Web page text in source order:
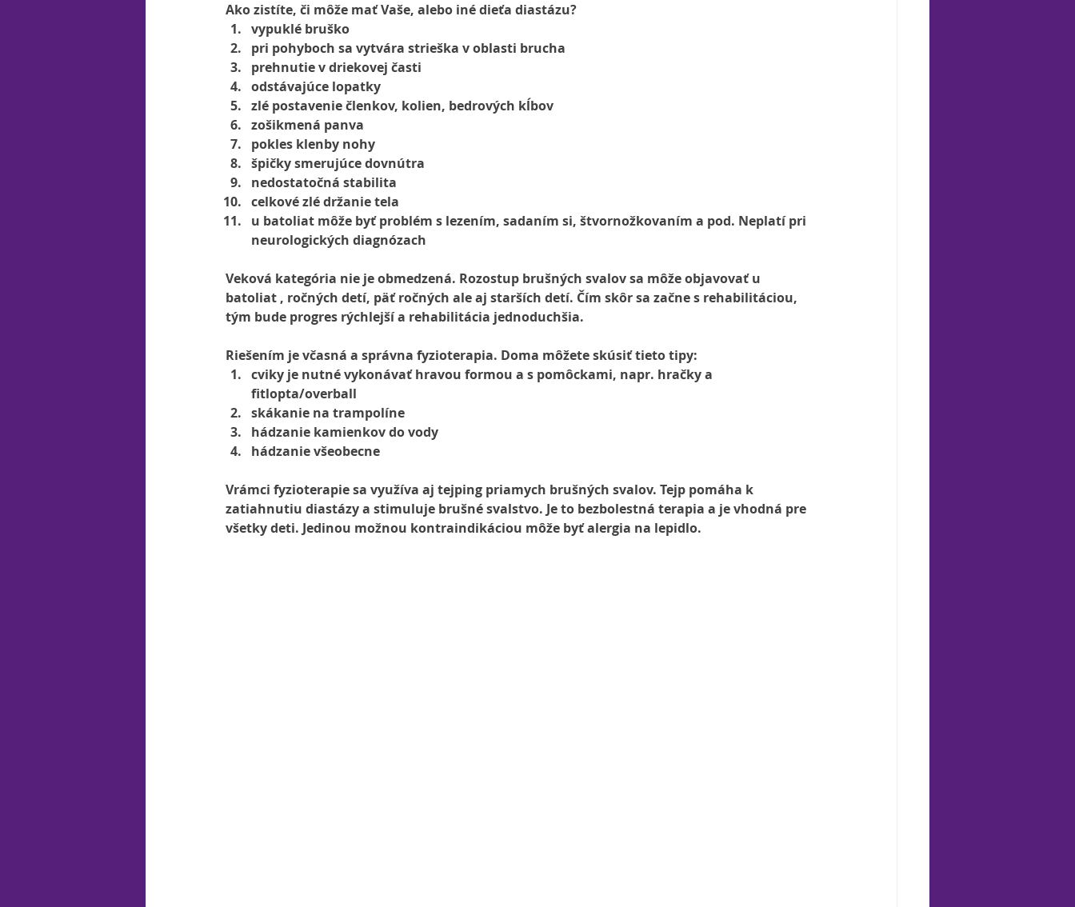
Ako zistíte, či môže mať Vaše, alebo iné dieťa diastázu?
vypuklé bruško
pri pohyboch sa vytvára strieška v oblasti brucha
prehnutie v driekovej časti
odstávajúce lopatky
zlé postavenie členkov, kolien, bedrových kĺbov
zošikmená panva
pokles klenby nohy
špičky smerujúce dovnútra
nedostatočná stabilita
celkové zlé držanie tela
u batoliat môže byť problém s lezením, sadaním si, štvornožkovaním a pod. Neplatí pri
neurologických diagnózach
Veková kategória nie je obmedzená. Rozostup brušných svalov sa môže objavovať u
batoliat , ročných detí, päť ročných ale aj starších detí. Čím skôr sa začne s rehabilitáciou,
tým bude progres rýchlejší a rehabilitácia jednoduchšia.
Riešením je včasná a správna fyzioterapia. Doma môžete skúsiť tieto tipy:
cviky je nutné vykonávať hravou formou a s pomôckami, napr. hračky a
fitlopta/overball
skákanie na trampolíne
hádzanie kamienkov do vody
hádzanie všeobecne
Vrámci fyzioterapie sa využíva aj tejping priamych brušných svalov. Tejp pomáha k
zatiahnutiu diastázy a stimuluje brušné svalstvo. Je to bezbolestná terapia a je vhodná pre
všetky deti. Jedinou možnou kontraindikáciou môže byť alergia na lepidlo.